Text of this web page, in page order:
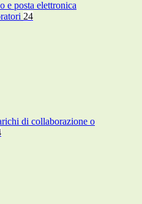
e posta elettronica
24
di collaborazione o